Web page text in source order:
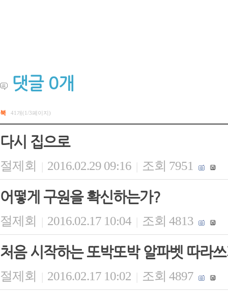
댓글 0개
북 41개(1/3페이지)
다시 집으로
절제회 | 2016.02.29 09:16 | 조회 7951
어떻게 구원을 확신하는가?
절제회 | 2016.02.17 10:04 | 조회 4813
처음 시작하는 또박또박 알파벳 따라
절제회 | 2016.02.17 10:02 | 조회 4897